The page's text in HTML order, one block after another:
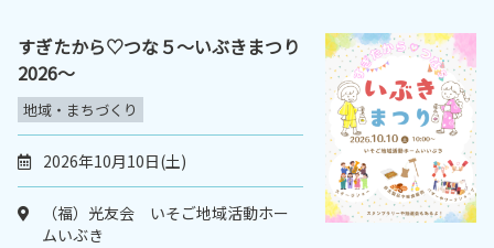
すぎたから♡つな５～いぶきまつり
2026～
地域・まちづくり
2026年10月10日(土)
（福）光友会 いそご地域活動ホー
ムいぶき